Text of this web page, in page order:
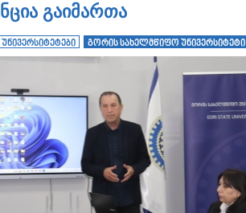
გაიმართა
უნივერსიტეტები გორის სახელმწიფო უნივერსიტეტი